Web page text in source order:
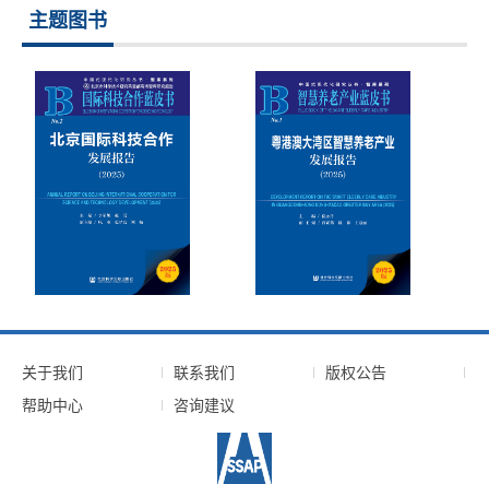
主题图书
关于我们 联系我们
版权公告
帮助中心
咨询建议